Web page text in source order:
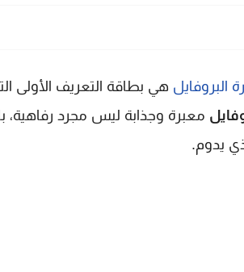
البروفايل هي بطاقة التعريف الأولى
معبرة وجذابة ليس مجرد
يدوم.